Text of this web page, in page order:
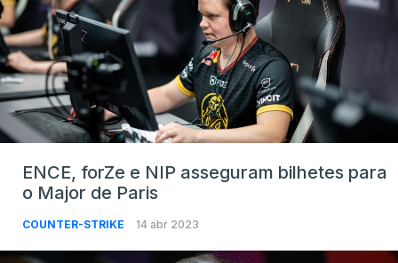
ENCE, forZe e NIP asseguram bilhetes para
o Major de Paris
COUNTER-STRIKE 14 abr 2023